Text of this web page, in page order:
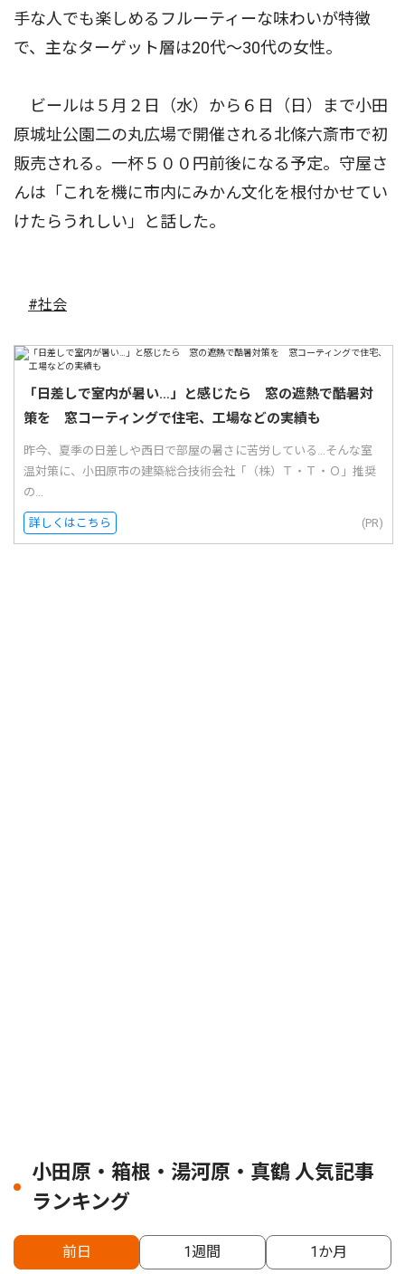
手な人でも楽しめるフルーティーな味わいが特徴
で、主なターゲット層は20代〜30代の女性。
ビールは５月２日（水）から６日（日）まで小田
原城址公園二の丸広場で開催される北條六斎市で初
販売される。一杯５００円前後になる予定。守屋さ
んは「これを機に市内にみかん文化を根付かせてい
けたらうれしい」と話した。
#社会
「日差しで室内が暑い…」と感じたら 窓の遮熱で酷暑対
策を 窓コーティングで住宅、工場などの実績も
昨今、夏季の日差しや西日で部屋の暑さに苦労している...そんな室
温対策に、小田原市の建築総合技術会社「（株）Ｔ・Ｔ・Ｏ」推奨
の...
詳しくはこちら (PR)
小田原・箱根・湯河原・真鶴 人気記事
ランキング
前日 1週間 1か月